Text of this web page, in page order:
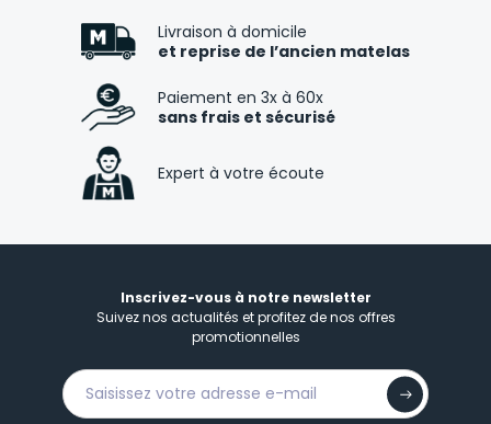
Livraison à domicile
et reprise de l’ancien matelas
Paiement en 3x à 60x
sans frais et sécurisé
Expert à votre écoute
Inscrivez-vous à notre newsletter
Suivez nos actualités et profitez de nos offres
promotionnelles